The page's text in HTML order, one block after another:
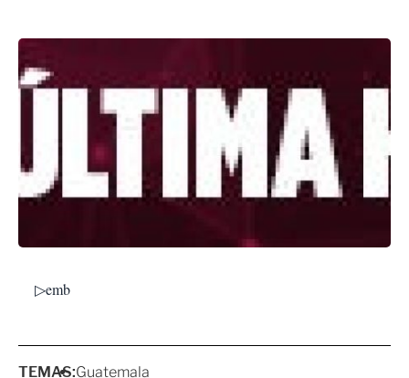
▷emb
TEMAS:Guatemala